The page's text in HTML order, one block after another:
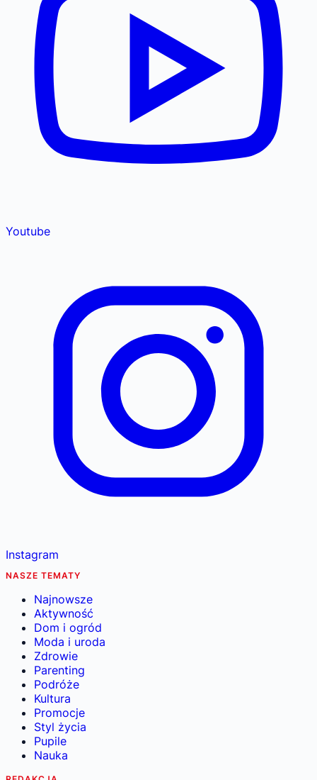
Youtube
Instagram
NASZE TEMATY
Najnowsze
Aktywność
Dom i ogród
Moda i uroda
Zdrowie
Parenting
Podróże
Kultura
Promocje
Styl życia
Pupile
Nauka